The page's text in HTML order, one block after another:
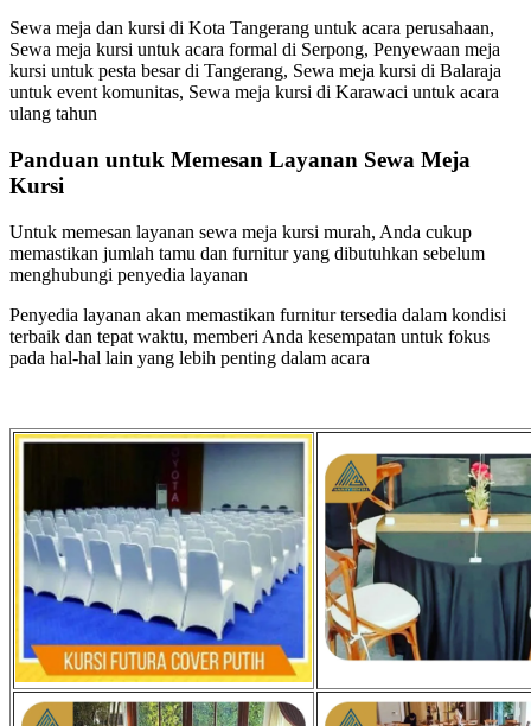
Sewa meja dan kursi di Kota Tangerang untuk acara perusahaan,
Sewa meja kursi untuk acara formal di Serpong, Penyewaan meja
kursi untuk pesta besar di Tangerang, Sewa meja kursi di Balaraja
untuk event komunitas, Sewa meja kursi di Karawaci untuk acara
ulang tahun
Panduan untuk Memesan Layanan Sewa Meja
Kursi
Untuk memesan layanan sewa meja kursi murah, Anda cukup
memastikan jumlah tamu dan furnitur yang dibutuhkan sebelum
menghubungi penyedia layanan
Penyedia layanan akan memastikan furnitur tersedia dalam kondisi
terbaik dan tepat waktu, memberi Anda kesempatan untuk fokus
pada hal-hal lain yang lebih penting dalam acara